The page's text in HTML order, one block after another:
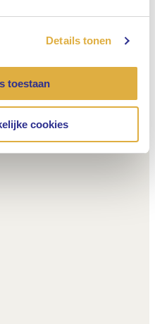
Details tonen
toestaan
cookies